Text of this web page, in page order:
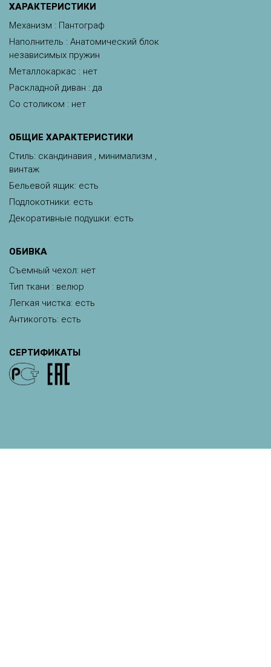
ХАРАКТЕРИСТИКИ
Механизм : Пантограф
Наполнитель : Анатомический блок
независимых пружин
Металлокаркас : нет
Раскладной диван : да
Со столиком : нет
ОБЩИЕ ХАРАКТЕРИСТИКИ
Стиль: скандинавия , минимализм ,
винтаж
Бельевой ящик: есть
Подлокотники: есть
Декоративные подушки: есть
ОБИВКА
Съемный чехол: нет
Тип ткани : велюр
Легкая чистка: есть
Антикоготь: есть
СЕРТИФИКАТЫ